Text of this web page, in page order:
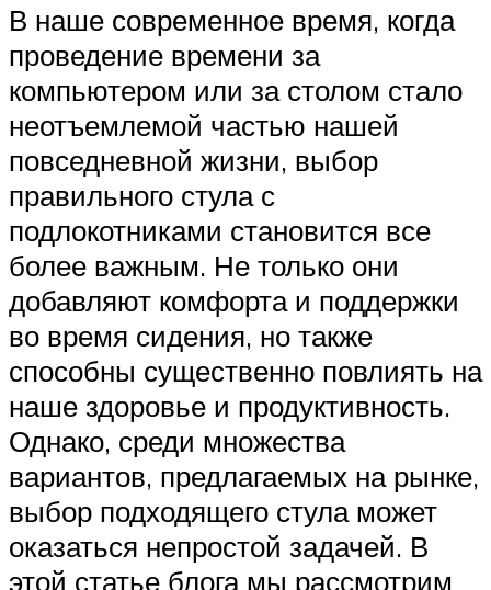
В наше современное время, когда
проведение времени за
компьютером или за столом стало
неотъемлемой частью нашей
повседневной жизни, выбор
правильного стула с
подлокотниками становится все
более важным. Не только они
добавляют комфорта и поддержки
во время сидения, но также
способны существенно повлиять на
наше здоровье и продуктивность.
Однако, среди множества
вариантов, предлагаемых на рынке,
выбор подходящего стула может
оказаться непростой задачей. В
этой статье блога мы рассмотрим